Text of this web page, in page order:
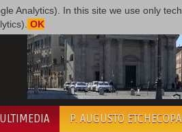
Analytics). In this site we use only
OK
P. AUGUSTO